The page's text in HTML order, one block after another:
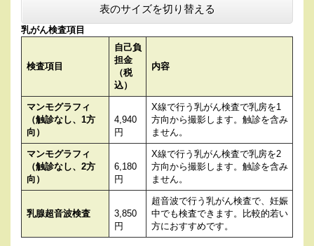
表のサイズを切り替える
乳がん検査項目
検査項目
自己負
担金
（税
込）
内容
マンモグラフィ
（触診なし、1方
向）
4,940
円
X線で行う乳がん検査で乳房を1
方向から撮影します。触診を含み
ません。
マンモグラフィ
（触診なし、2方
向）
6,180
円
X線で行う乳がん検査で乳房を2
方向から撮影します。触診を含み
ません。
乳腺超音波検査
3,850
円
超音波で行う乳がん検査で、妊娠
中でも検査できます。比較的若い
方におすすめです。